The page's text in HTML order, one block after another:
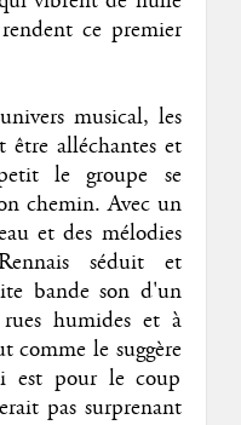
ce premier
musical, les
être alléchantes et
le groupe se
chemin. Avec un
et des mélodies
séduit et
bande son d'un
humides et à
comme le suggère
est pour le coup
pas surprenant